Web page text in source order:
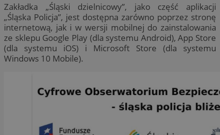
Zakładka „Śląski dzielnicowy”, jako część aplikacji
„Śląska Policja”, jest dostępna zarówno poprzez stronę
internetową, jak i w wersji mobilnej do zainstalowania
ze sklepu Google Play (dla systemu Android), App Store
(dla systemu iOS) i Microsoft Store (dla systemu
Windows 10 Mobile).